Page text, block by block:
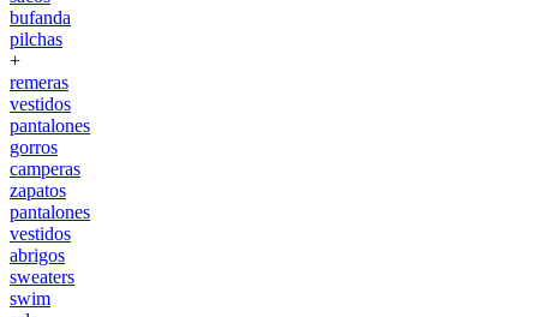
bufanda
pilchas
+
remeras
vestidos
pantalones
gorros
camperas
zapatos
pantalones
vestidos
abrigos
sweaters
swim